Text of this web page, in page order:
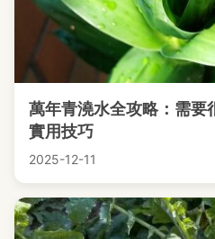
萬年青澆水全攻略：需要
實用技巧
2025-12-11